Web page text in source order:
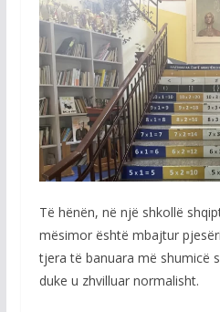
Të hënën, në një shkollë
mësimor është mbajtur
tjera të banuara më shumicë
duke u zhvilluar normalisht.